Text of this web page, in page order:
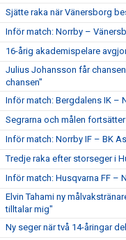
Sjätte raka när Vänersborg
Inför match: Norrby –
16-årig akademispelare
Julius Johansson får
chansen"
Inför match: Bergdalens IK –
Segrarna och målen
Inför match: Norrby IF – BK
Tredje raka efter storseger i
Inför match: Husqvarna FF –
Elvin Tahami ny
tilltalar mig"
Ny seger när två 14-åringar